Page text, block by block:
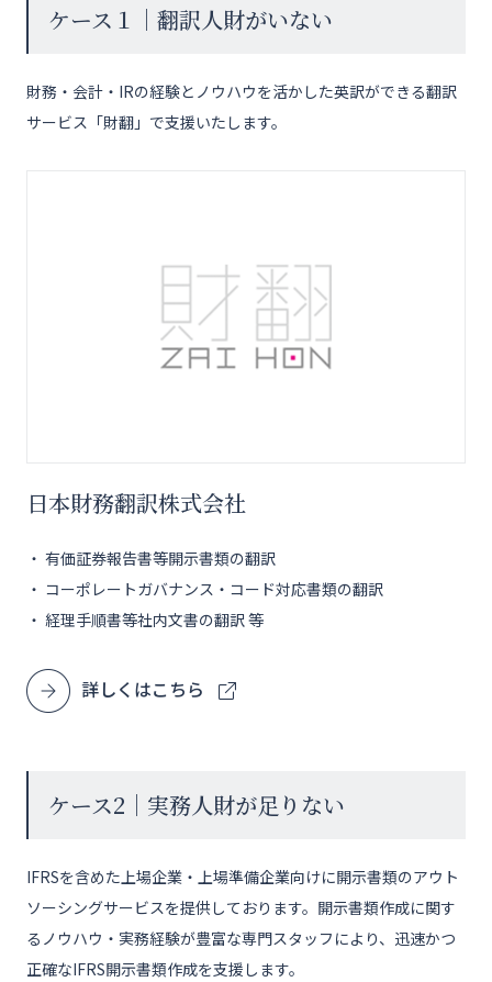
ケース１｜翻訳人財がいない
財務・会計・IRの経験とノウハウを活かした英訳ができる翻訳
サービス「財翻」で支援いたします。
日本財務翻訳株式会社
・ 有価証券報告書等開示書類の翻訳
・ コーポレートガバナンス・コード対応書類の翻訳
・ 経理手順書等社内文書の翻訳 等
詳しくはこちら
ケース2｜実務人財が足りない
IFRSを含めた上場企業・上場準備企業向けに開示書類のアウト
ソーシングサービスを提供しております。開示書類作成に関す
るノウハウ・実務経験が豊富な専門スタッフにより、迅速かつ
正確なIFRS開示書類作成を支援します。